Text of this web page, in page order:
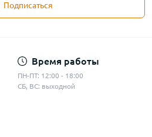
Подписаться
Время работы
ПН-ПТ: 12:00 - 18:00
СБ, ВС: выходной